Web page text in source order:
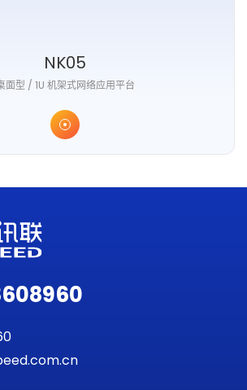
NK05
面型 / 1U 机架式网络应用平台